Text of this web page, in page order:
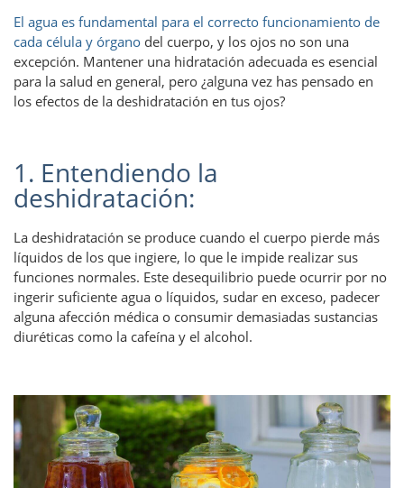
El agua es fundamental para el correcto funcionamiento de
cada célula y órgano del cuerpo, y los ojos no son una
excepción. Mantener una hidratación adecuada es esencial
para la salud en general, pero ¿alguna vez has pensado en
los efectos de la deshidratación en tus ojos?
1. Entendiendo la
deshidratación:
La deshidratación se produce cuando el cuerpo pierde más
líquidos de los que ingiere, lo que le impide realizar sus
funciones normales. Este desequilibrio puede ocurrir por no
ingerir suficiente agua o líquidos, sudar en exceso, padecer
alguna afección médica o consumir demasiadas sustancias
diuréticas como la cafeína y el alcohol.